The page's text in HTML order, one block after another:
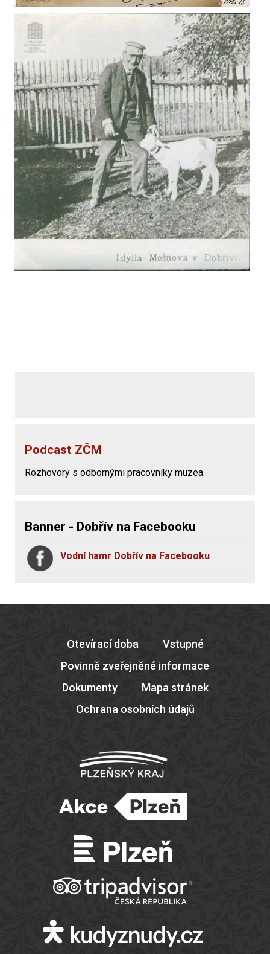
Podcast ZČM
Rozhovory s odbornými pracovníky muzea.
Banner - Dobřív na Facebooku
Vodní hamr Dobřív na Facebooku
Otevírací doba
Vstupné
Povinně zveřejněné informace
Dokumenty
Mapa stránek
Ochrana osobních údajů